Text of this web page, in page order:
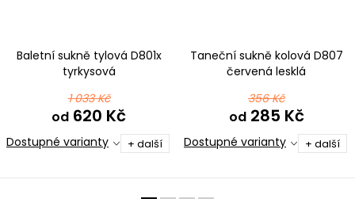
Baletní sukně tylová D801x
tyrkysová
1 033 Kč
od 620 Kč
Dostupné varianty + další
Taneční sukně kolová D807
červená lesklá
356 Kč
od285 Kč
Dostupné varianty + další